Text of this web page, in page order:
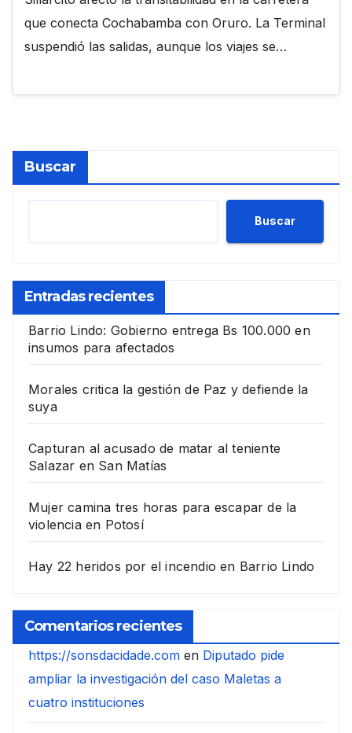
que conecta Cochabamba con Oruro. La Terminal
suspendió las salidas, aunque los viajes se…
Buscar
Buscar
Entradas recientes
Barrio Lindo: Gobierno entrega Bs 100.000 en
insumos para afectados
Morales critica la gestión de Paz y defiende la
suya
Capturan al acusado de matar al teniente
Salazar en San Matías
Mujer camina tres horas para escapar de la
violencia en Potosí
Hay 22 heridos por el incendio en Barrio Lindo
Comentarios recientes
https://sonsdacidade.com en Diputado pide
ampliar la investigación del caso Maletas a
cuatro instituciones